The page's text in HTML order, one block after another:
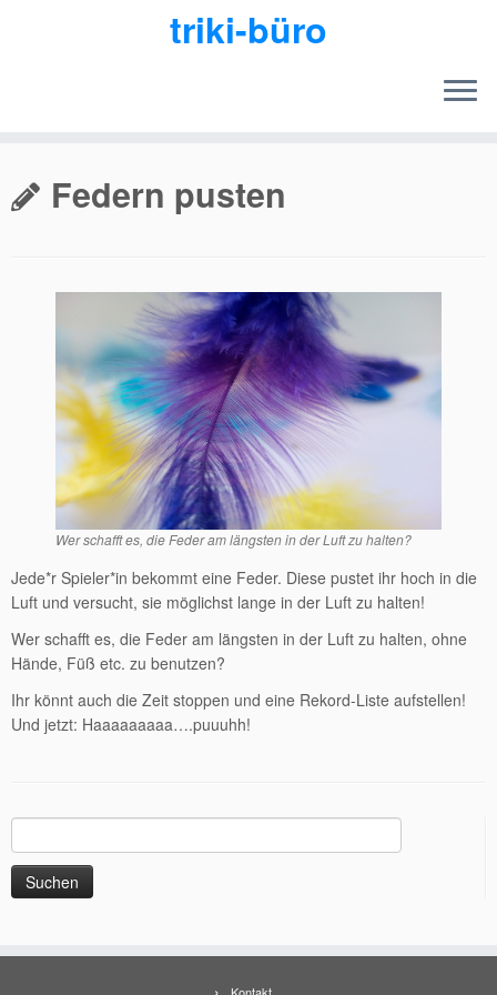
Inhalt
springen
triki-büro
Federn pusten
Wer schafft es, die Feder am längsten in der Luft zu halten?
Jede*r Spieler*in bekommt eine Feder. Diese pustet ihr hoch in die
Luft und versucht, sie möglichst lange in der Luft zu halten!
Wer schafft es, die Feder am längsten in der Luft zu halten, ohne
Hände, Füß etc. zu benutzen?
Ihr könnt auch die Zeit stoppen und eine Rekord-Liste aufstellen!
Und jetzt: Haaaaaaaaa….puuuhh!
Suchen
nach:
Kontakt